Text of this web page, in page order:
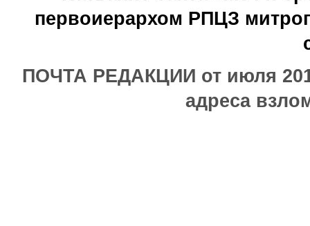
первоиерархом РПЦЗ
ПОЧТА РЕДАКЦИИ от июля
адреса